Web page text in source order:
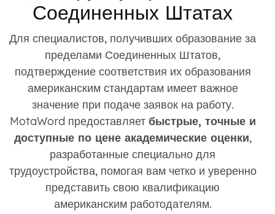
Соединенных Штатах
Для специалистов, получивших образование за
пределами Соединенных Штатов,
подтверждение соответствия их образования
американским стандартам имеет важное
значение при подаче заявок на работу.
MotaWord предоставляет быстрые, точные и
доступные по цене академические оценки,
разработанные специально для
трудоустройства, помогая вам четко и уверенно
представить свою квалификацию
американским работодателям.